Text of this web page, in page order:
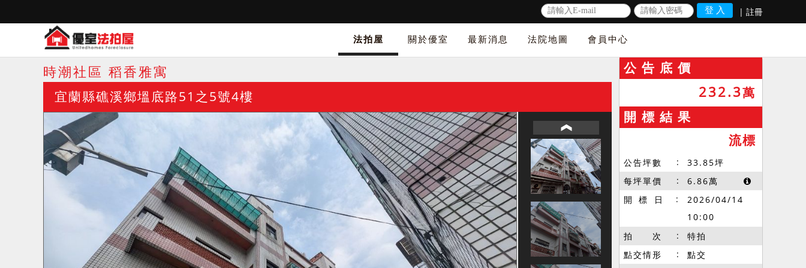
| 註冊
法拍屋 關於優室 最新消息 法院地圖 會員中心
時潮社區 稻香雅寓
宜蘭縣礁溪鄉塭底路51之5號4樓
公 告 底 價
232.3萬
開 標 結 果
流標
公告坪數 33.85坪
每坪單價
6.86萬
開 標 日
2026/04/14
10:00
拍 次
特拍
點交情形
點交